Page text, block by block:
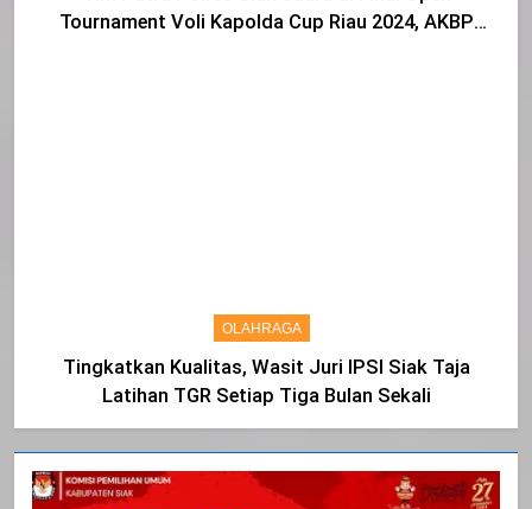
Tournament Voli Kapolda Cup Riau 2024, AKBP
OLAHRAGA
Tingkatkan Kualitas, Wasit Juri IPSI Siak Taja
Latihan TGR Setiap Tiga Bulan Sekali